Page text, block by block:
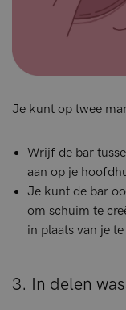
Je kunt op twee
Wrijf de bar
aan op je
Je kunt de bar
om schuim te
in plaats van je
3. In delen